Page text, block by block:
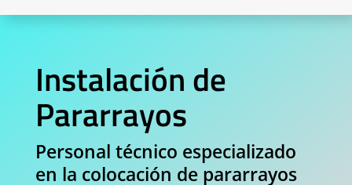
Instalación de
Pararrayos
Personal técnico especializado
en la colocación de pararrayos